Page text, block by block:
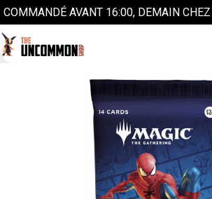
COMMANDÉ AVANT 16:00, DEMAIN